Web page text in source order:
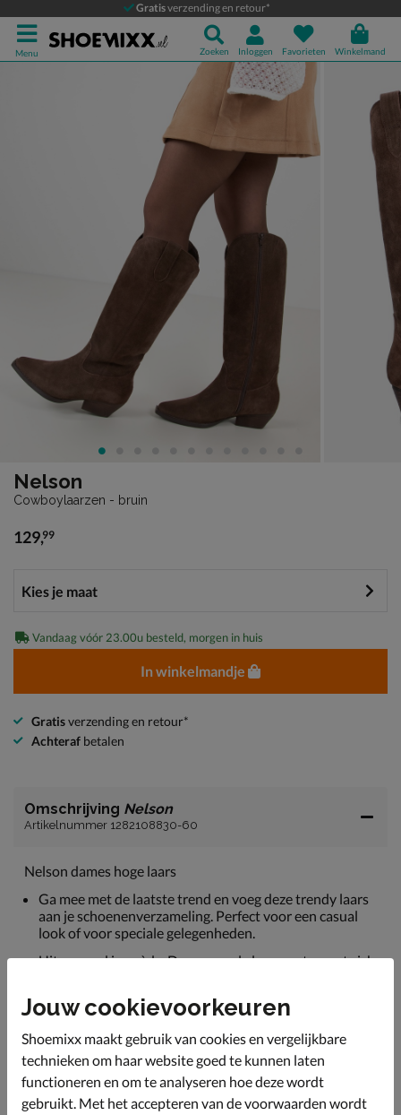
Gratisverzending en retour*
Menu Zoeken Inloggen Favorieten Winkelmand
Cowboylaarzen
Nelson
Cowboylaarzen - bruin
€ 129,99
129,99
Vandaag vóór 23.00u besteld, morgen in huis
In winkelmandje
Gratisverzending en retour*
Achteraf betalen
Omschrijving Nelson
Artikelnummer 1282108830-60
Nelson dames hoge laars
Ga mee met de laatste trend en voeg deze trendy laars
aan je schoenenverzameling. Perfect voor een casual
look of voor speciale gelegenheden.
Uitgevoerd in suède. Deze soepele leersoort vormt zich
het ademend effect.
schacht wat ervoor zorgt dat jouw benen warmer
blijven in het gure weer.
Bevat een licht dempend voetbed met imitatieleren
upper.
Jouw cookievoorkeuren
Shoemixx maakt gebruik van cookies en vergelijkbare
technieken om haar website goed te kunnen laten
functioneren en om te analyseren hoe deze wordt
gebruikt. Met het accepteren van de voorwaarden wordt